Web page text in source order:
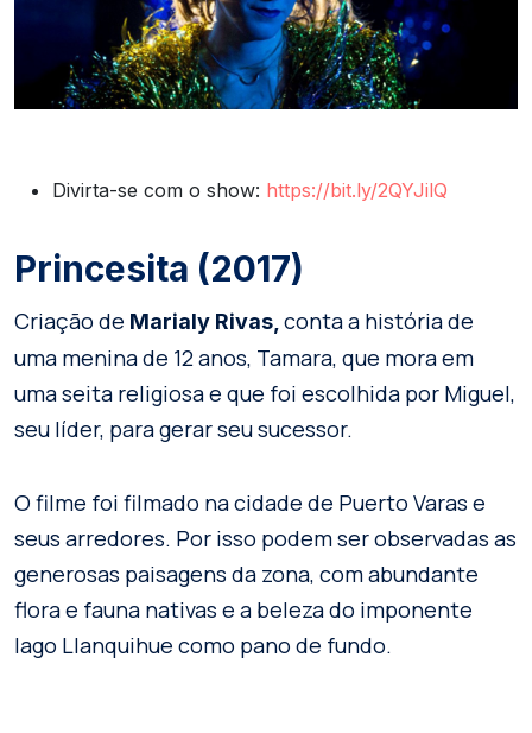
Divirta-se com o show: https://bit.ly/2QYJilQ
Princesita (2017)
Criação de Marialy Rivas, conta a história de
uma menina de 12 anos, Tamara, que mora em
uma seita religiosa e que foi escolhida por Miguel,
seu líder, para gerar seu sucessor.
O filme foi filmado na cidade de Puerto Varas e
seus arredores. Por isso podem ser observadas as
generosas paisagens da zona, com abundante
flora e fauna nativas e a beleza do imponente
lago Llanquihue como pano de fundo.